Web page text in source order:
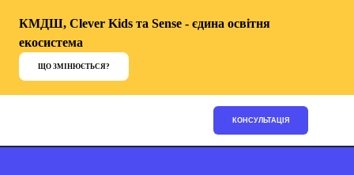
КМДШ, Clever Kids та Sense - єдина освітня
екосистема
ЩО ЗМІНЮЄТЬСЯ?
КОНСУЛЬТАЦІЯ